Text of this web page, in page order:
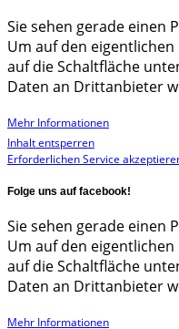
Sie sehen gerade einen
Um auf den
auf die Schaltfläche
Daten an Drittanbieter
Mehr Informationen
Inhalt entsperren
Erforderlichen Service
Folge uns auf facebook!
Sie sehen gerade einen
Um auf den
auf die Schaltfläche
Daten an Drittanbieter
Mehr Informationen